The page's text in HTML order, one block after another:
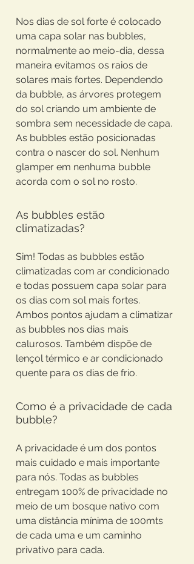
Nos dias de sol forte é colocado
uma capa solar nas bubbles,
normalmente ao meio-dia, dessa
maneira evitamos os raios de
solares mais fortes. Dependendo
da bubble, as árvores protegem
do sol criando um ambiente de
sombra sem necessidade de capa.
As bubbles estão posicionadas
contra o nascer do sol. Nenhum
glamper em nenhuma bubble
acorda com o sol no rosto.
As bubbles estão
climatizadas?
Sim! Todas as bubbles estão
climatizadas com ar condicionado
e todas possuem capa solar para
os dias com sol mais fortes.
Ambos pontos ajudam a climatizar
as bubbles nos dias mais
calurosos. Também dispõe de
lençol térmico e ar condicionado
quente para os dias de frio.
Como é a privacidade de cada
bubble?
A privacidade é um dos pontos
mais cuidado e mais importante
para nós. Todas as bubbles
entregam 100% de privacidade no
meio de um bosque nativo com
uma distância mínima de 100mts
de cada uma e um caminho
privativo para cada.